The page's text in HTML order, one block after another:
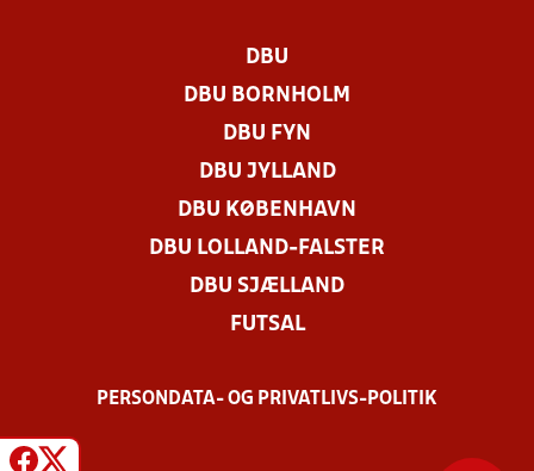
DBU
DBU BORNHOLM
DBU FYN
DBU JYLLAND
DBU KØBENHAVN
DBU LOLLAND-FALSTER
DBU SJÆLLAND
FUTSAL
PERSONDATA- OG PRIVATLIVS-POLITIK